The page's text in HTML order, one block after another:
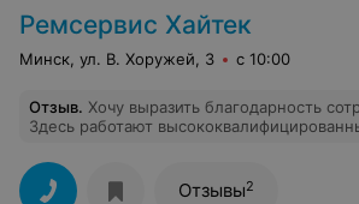
Ремсервис Хайтек
Минск, ул. В. Хоружей, 3 с 10:00
Отзыв. Хочу выразить благодарность
Здесь работают
общении доброжелательные и
спасибо за ремонт ноутбука.
Отзывы2